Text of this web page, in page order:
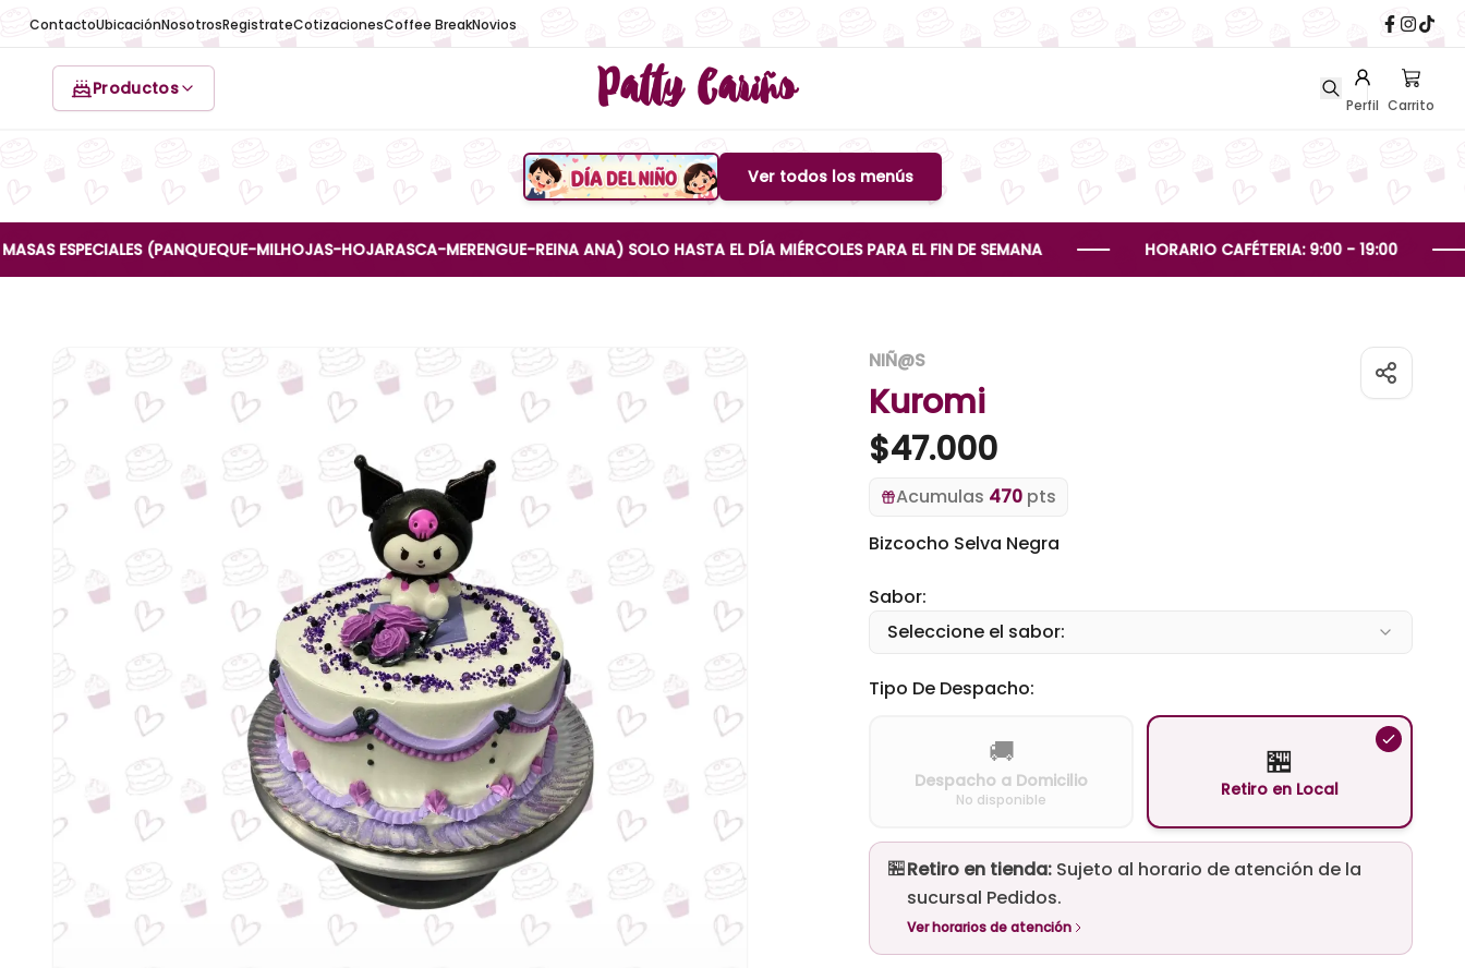
ContactoUbicaciónNosotrosRegistrateCotizacionesCoffee BreakNovios
Productos Patty Cariño Perfil Carrito
Boton de menuVer todos los menús
ESPECIALES (PANQUEQUE-MILHOJAS-HOJARASCA-MERENGUE-REINA ANA) SOLO HASTA EL DÍA MIÉRCOLES PARA EL FIN DE SEMANA HORARIO CAFÉTERIA: 9:00 - 19:00
NIÑ@S
Kuromi
$47.000
Acumulas 470pts
Bizcocho Selva Negra
Sabor:
Seleccione el sabor:
Tipo De Despacho:
🚚
Despacho a Domicilio
No disponible
🏪
Retiro en Local
🏪Retiro en tienda:Sujeto al horario de atención de la
sucursal Pedidos.
Ver horarios de atención